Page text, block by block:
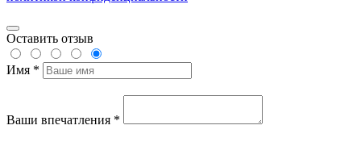
Оставить отзыв
Имя *
Ваши впечатления *